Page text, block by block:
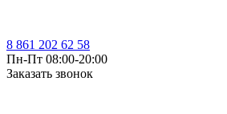
8 861 202 62 58
Пн-Пт 08:00-20:00
Заказать звонок